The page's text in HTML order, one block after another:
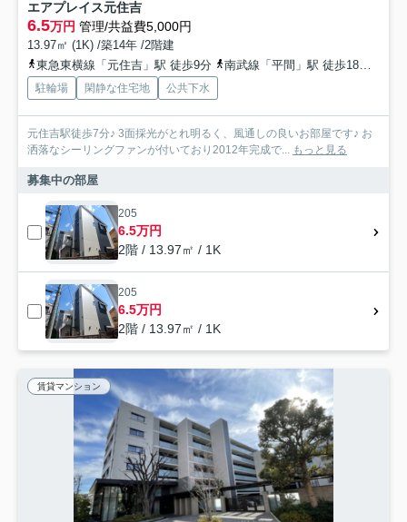
エアプレイス元住吉
6.5万円 管理/共益費5,000円
13.97㎡ (1K) /築14年 /2階建
東急東横線「元住吉」駅 徒歩9分
南武線「平間」駅 徒歩18分
駐輪場 閑静な住宅地 公共下水
元住吉駅徒歩7分♪ 3面採光がとれ明るく、風通しの良いお部屋です♪ お
洒落なシーリングファンが付いており2012年完成で... もっと見る
募集中の部屋
205
6.5万円
2階 / 13.97㎡ / 1K
205
6.5万円
2階 / 13.97㎡ / 1K
賃貸マンション